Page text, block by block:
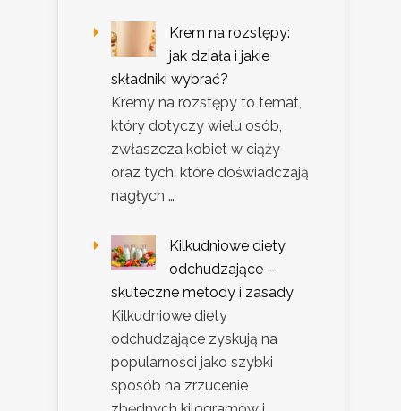
Krem na rozstępy:
jak działa i jakie
składniki wybrać?
Kremy na rozstępy to temat,
który dotyczy wielu osób,
zwłaszcza kobiet w ciąży
oraz tych, które doświadczają
nagłych …
Kilkudniowe diety
odchudzające –
skuteczne metody i zasady
Kilkudniowe diety
odchudzające zyskują na
popularności jako szybki
sposób na zrzucenie